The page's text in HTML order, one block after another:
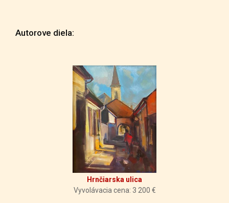
Autorove diela:
Hrnčiarska ulica
Vyvolávacia cena: 3 200 €